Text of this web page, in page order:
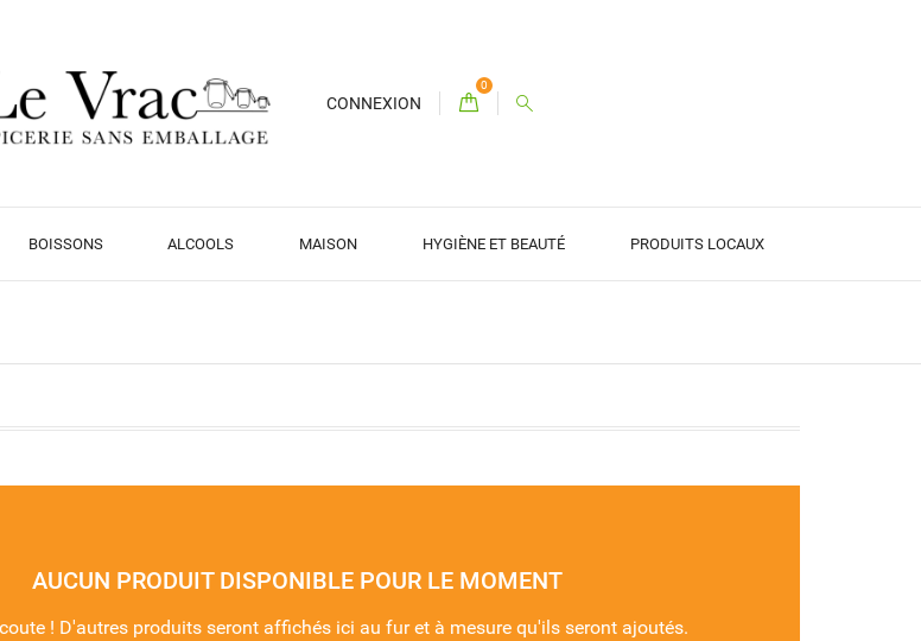
CONNEXION
0
BOISSONS ALCOOLS MAISON HYGIÈNE ET BEAUTÉ PRODUITS LOCAUX
AUCUN PRODUIT DISPONIBLE POUR LE MOMENT
! D'autres produits seront affichés ici au fur et à mesure qu'ils seront ajoutés.